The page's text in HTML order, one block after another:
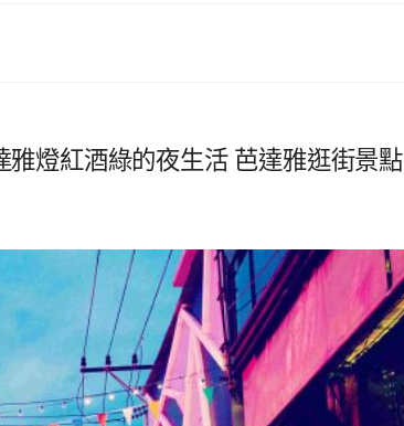
雅燈紅酒綠的夜生活 芭達雅逛街景點